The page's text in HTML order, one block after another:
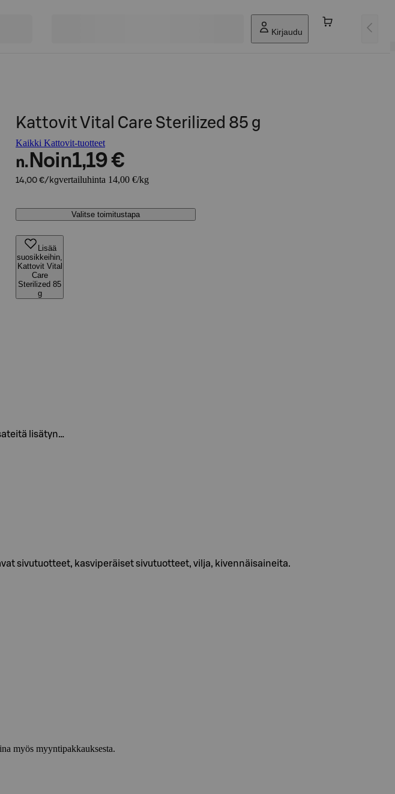
Kirjaudu
Kattovit Vital Care Sterilized 85 g
Kaikki Kattovit-tuotteet
n. Noin1,19 €
14,00 €/kgvertailuhinta 14,00 €/kg
Valitse toimitustapa
Lisää
suosikkeihin,
Kattovit Vital
Care
Sterilized 85
g
lisätyn…
sivutuotteet, kasviperäiset sivutuotteet, vilja, kivennäisaineita.
myös myyntipakkauksesta.